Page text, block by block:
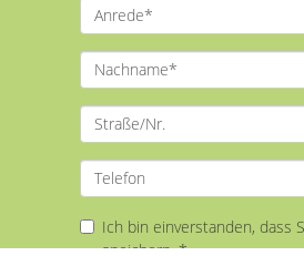
Ich bin einverstanden, dass
speichern. *